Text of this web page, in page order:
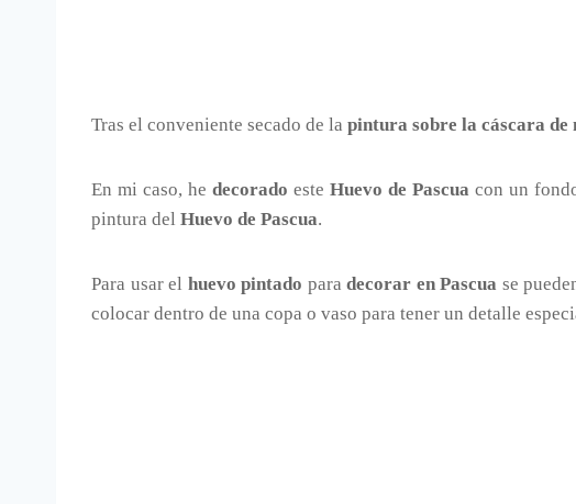
Tras el conveniente secado de la pintura sobre la cáscara de
En mi caso, he decorado este Huevo de Pascua con un
pintura del Huevo de Pascua.
Para usar el huevo pintado paradecorar en Pascua se
colocar dentro de una copa o vaso para tener un detalle